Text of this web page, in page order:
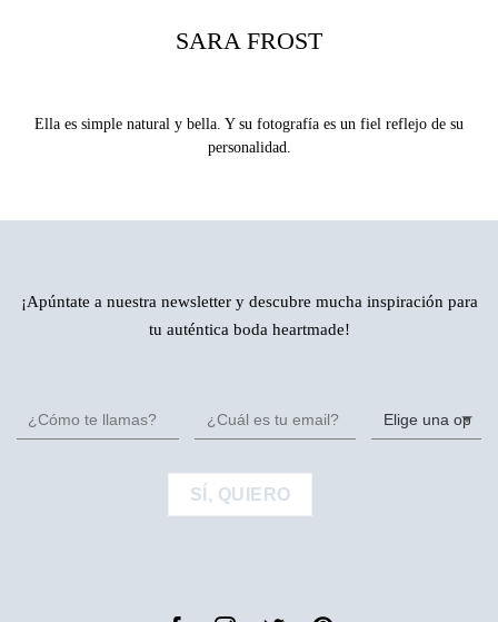
SARA FROST
Ella es simple natural y bella. Y su fotografía es un fiel reflejo de su
personalidad.
¡Apúntate a nuestra newsletter y descubre mucha inspiración para
tu auténtica boda heartmade!